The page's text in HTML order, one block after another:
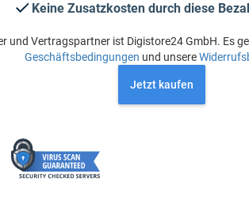
Keine Zusatzkosten durch diese
und Vertragspartner ist Digistore24 GmbH. Es
Geschäftsbedingungen und unsere
Jetzt kaufen